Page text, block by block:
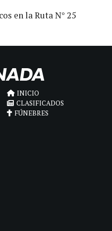
en la Ruta N° 25
INICIO
CLASIFICADOS
FÚNEBRES